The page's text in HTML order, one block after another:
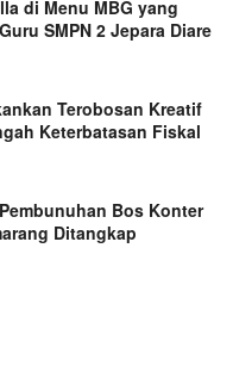
di Menu MBG yang
SMPN 2 Jepara Diare
Terobosan Kreatif
Keterbatasan Fiskal
Bos Konter
Ditangkap